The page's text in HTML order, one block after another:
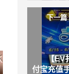
下一篇
【EV
付宝充值